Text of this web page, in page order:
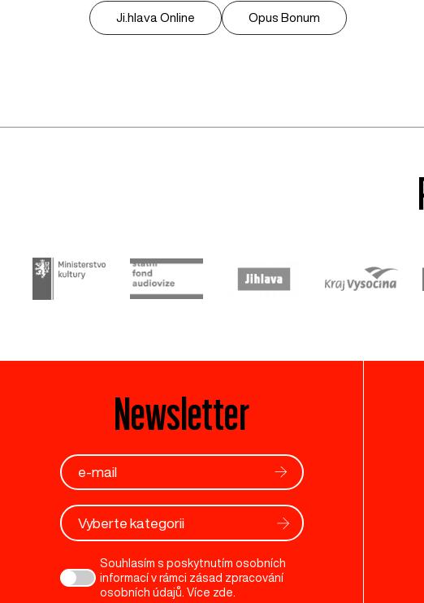
Ji.hlava Online Opus Bonum
Newsletter
Vyberte kategorii
Souhlasím s poskytnutím osobních
informací v rámci zásad zpracování
osobních údajů. Více zde